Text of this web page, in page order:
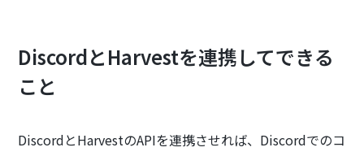
DiscordとHarvestを連携してできる
こと
DiscordとHarvestのAPIを連携させれば、Discordでのコ